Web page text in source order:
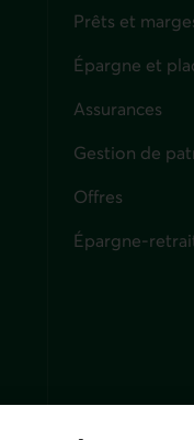
Prêts et
Épargne et
Assurances
Gestion de
Offres
Épargne-